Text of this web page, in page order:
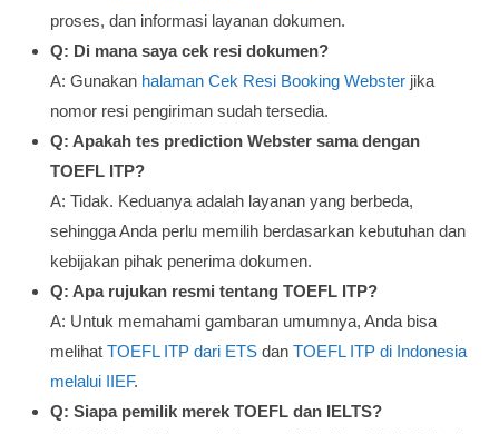
proses, dan informasi layanan dokumen.
Q: Di mana saya cek resi dokumen?
A: Gunakan halaman Cek Resi Booking Webster jika
nomor resi pengiriman sudah tersedia.
Q: Apakah tes prediction Webster sama dengan
TOEFL ITP?
A: Tidak. Keduanya adalah layanan yang berbeda,
sehingga Anda perlu memilih berdasarkan kebutuhan dan
kebijakan pihak penerima dokumen.
Q: Apa rujukan resmi tentang TOEFL ITP?
A: Untuk memahami gambaran umumnya, Anda bisa
melihat TOEFL ITP dari ETS dan TOEFL ITP di Indonesia
melalui IIEF.
Q: Siapa pemilik merek TOEFL dan IELTS?